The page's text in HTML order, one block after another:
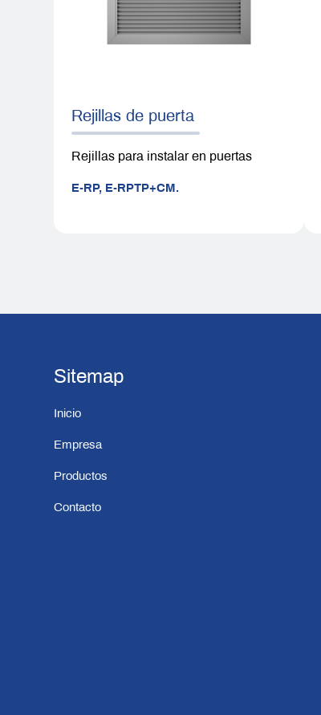
Rejillas de puerta
Rejillas para instalar en puertas
E-RP, E-RPTP+CM.
Sitemap
Inicio
Empresa
Productos
Contacto